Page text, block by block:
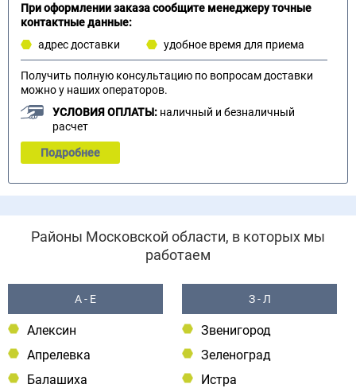
При оформлении заказа сообщите менеджеру точные
контактные данные:
адрес доставки
удобное время для приема
Получить полную консультацию по вопросам доставки
можно у наших операторов.
УСЛОВИЯ ОПЛАТЫ: наличный и безналичный
расчет
Подробнее
Районы Московской области, в которых мы
работаем
А - Е
Алексин
Апрелевка
Балашиха
З - Л
Звенигород
Зеленоград
Истра